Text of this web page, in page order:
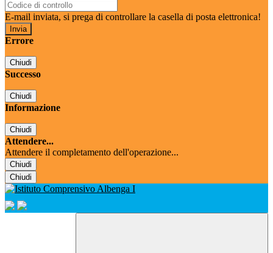
E-mail inviata, si prega di controllare la casella di posta elettronica!
Errore
Chiudi
Successo
Chiudi
Informazione
Chiudi
Attendere...
Attendere il completamento dell'operazione...
Chiudi
Chiudi